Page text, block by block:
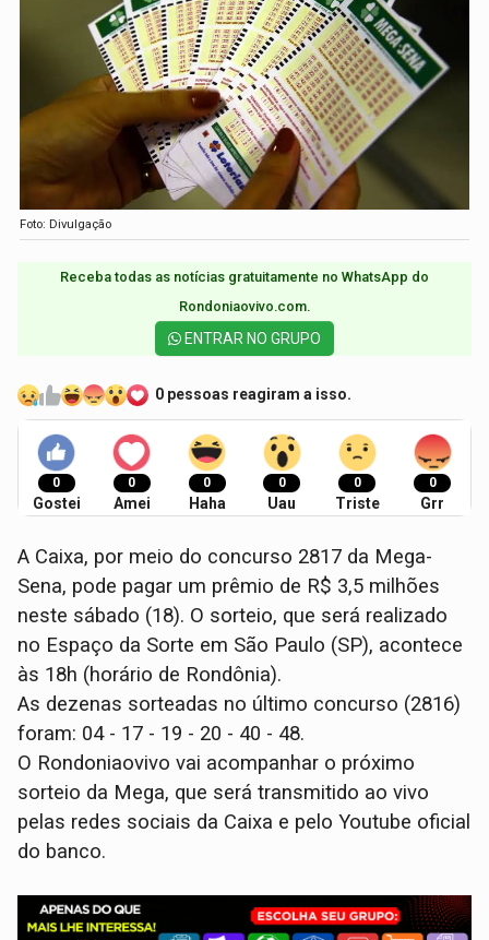
Foto: Divulgação
Receba todas as notícias gratuitamente no WhatsApp do
Rondoniaovivo.com.​
ENTRAR NO GRUPO
0 pessoas reagiram a isso.
0
Gostei
0
Amei
0
Haha
0
Uau
0
Triste
0
Grr
A Caixa, por meio do concurso 2817 da Mega-
Sena, pode pagar um prêmio de R$ 3,5 milhões
neste sábado (18). O sorteio, que será realizado
no Espaço da Sorte em São Paulo (SP), acontece
às 18h (horário de Rondônia).
As dezenas sorteadas no último concurso (2816)
foram: 04 - 17 - 19 - 20 - 40 - 48.
O Rondoniaovivo vai acompanhar o próximo
sorteio da Mega, que será transmitido ao vivo
pelas redes sociais da Caixa e pelo Youtube oficial
do banco.